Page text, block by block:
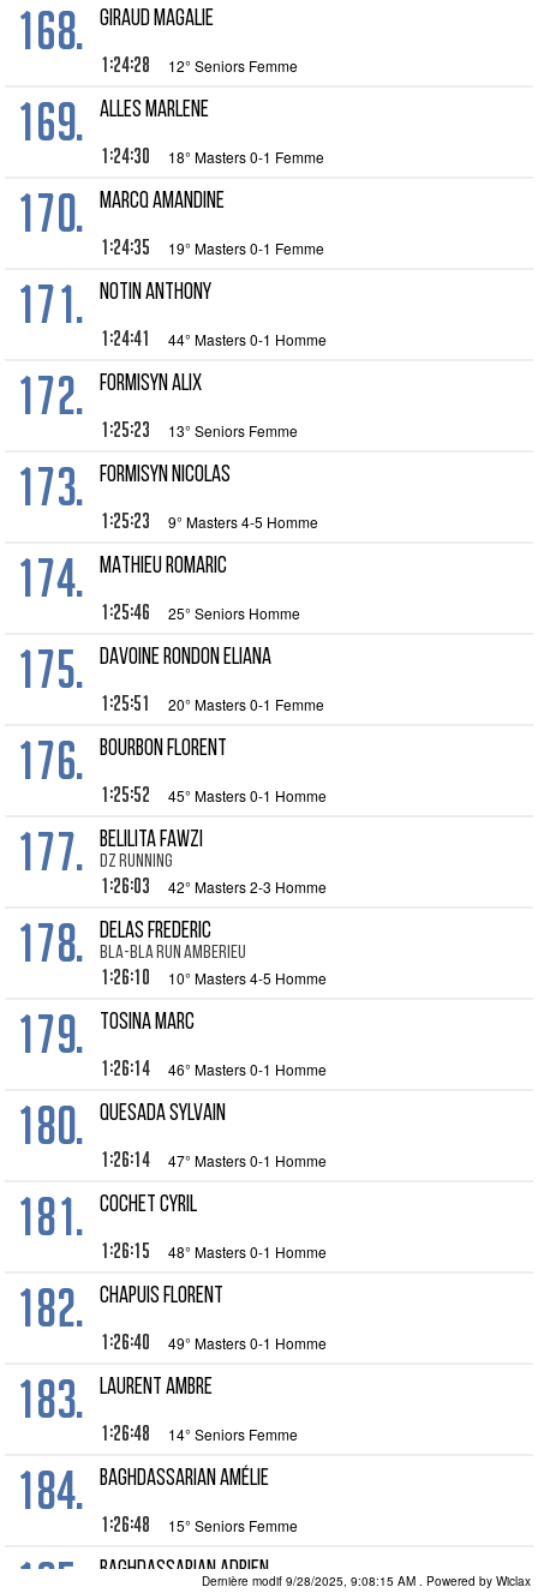
168. GIRAUD Magalie
1:24:28 12° Seniors Femme
169. ALLES Marlene
1:24:30 18° Masters 0-1 Femme
170. MARCQ Amandine
1:24:35 19° Masters 0-1 Femme
171. NOTIN Anthony
1:24:41 44° Masters 0-1 Homme
172. FORMISYN Alix
1:25:23 13° Seniors Femme
173. FORMISYN Nicolas
1:25:23 9° Masters 4-5 Homme
174. MATHIEU Romaric
1:25:46 25° Seniors Homme
175. DAVOINE RONDON Eliana
1:25:51 20° Masters 0-1 Femme
176. BOURBON Florent
1:25:52 45° Masters 0-1 Homme
177. BELILITA Fawzi
DZ Running
1:26:03 42° Masters 2-3 Homme
178. DELAS Frederic
Bla-bla run amberieu
1:26:10 10° Masters 4-5 Homme
179. TOSINA Marc
1:26:14 46° Masters 0-1 Homme
180. QUESADA Sylvain
1:26:14 47° Masters 0-1 Homme
181. COCHET Cyril
1:26:15 48° Masters 0-1 Homme
182. CHAPUIS Florent
1:26:40 49° Masters 0-1 Homme
183. LAURENT Ambre
1:26:48 14° Seniors Femme
184. BAGHDASSARIAN Amélie
1:26:48 15° Seniors Femme
BAGHDASSARIAN AdrienDernière modif 9/28/2025, 9:08:15 AM . Powered by Wiclax